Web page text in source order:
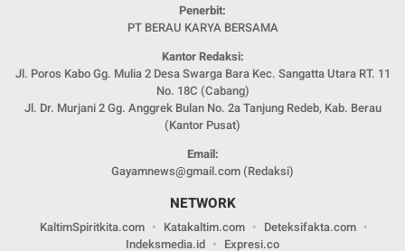
Penerbit:
PT BERAU KARYA BERSAMA
Kantor Redaksi:
Jl. Poros Kabo Gg. Mulia 2 Desa Swarga Bara Kec. Sangatta Utara RT. 11
No. 18C (Cabang)
Jl. Dr. Murjani 2 Gg. Anggrek Bulan No. 2a Tanjung Redeb, Kab. Berau
(Kantor Pusat)
Email:
Gayamnews@gmail.com (Redaksi)
NETWORK
KaltimSpiritkita.com Katakaltim.com
Deteksifakta.com
Indeksmedia.id
Expresi.co